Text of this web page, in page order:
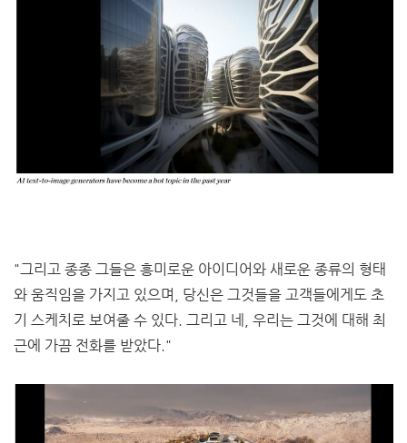
"그리고 종종 그들은 흥미로운 아이디어와 새로운 종류의 형태
와 움직임을 가지고 있으며, 당신은 그것들을 고객들에게도 초
기 스케치로 보여줄 수 있다. 그리고 네, 우리는 그것에 대해 최
근에 가끔 전화를 받았다."